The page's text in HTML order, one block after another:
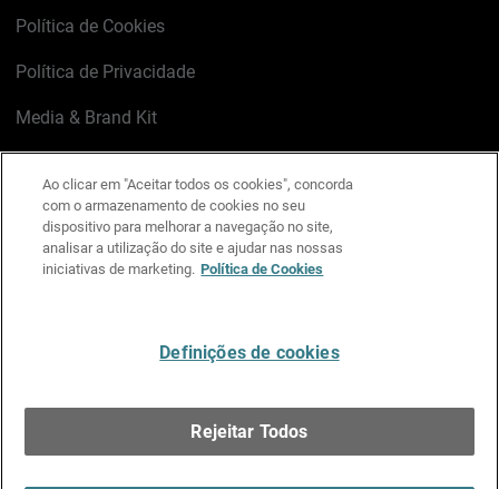
Política de Cookies
Política de Privacidade
Media & Brand Kit
LinkedIn
X FacebookInstagram
YouTube
Ao clicar em "Aceitar todos os cookies", concorda
com o armazenamento de cookies no seu
dispositivo para melhorar a navegação no site,
analisar a utilização do site e ajudar nas nossas
iniciativas de marketing. Política de Cookies
Definições de cookies
Rejeitar Todos